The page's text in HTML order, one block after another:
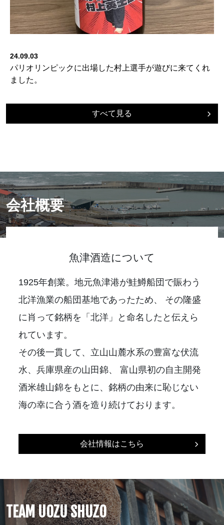
24.09.03
パリオリンピックに出場した村上選手が遊びに来てくれ
ました。
すべて見る
会社概要
魚津酒造について
1925年創業。地元魚津港が鮭鱒船団で賑わう
北洋漁業の船団基地であったため、
その隆盛
に肖って銘柄を「北洋」と命名したと伝えら
れています。
その後一貫して、立山山麓水系の豊富な伏流
水、兵庫県産の山田錦、
富山県初の自主開発
酒米雄山錦をもとに、銘柄の由来に恥じない
海の幸に合う酒を造り続けております。
会社情報はこちら
TEAM UOZU SHUZO